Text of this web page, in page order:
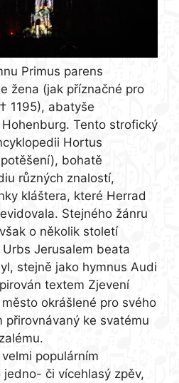
Primus parens
žena (jak příznačné pro
1195), abatyše
Tento strofický
Hortus
bohatě
různých znalostí,
kláštera, které Herrad
Stejného žánru
o několik století
Jerusalem beata
stejně jako hymnus Audi
textem Zjevení
okrášlené pro svého
přirovnávaný ke svatému
populárním
či vícehlasý zpěv,